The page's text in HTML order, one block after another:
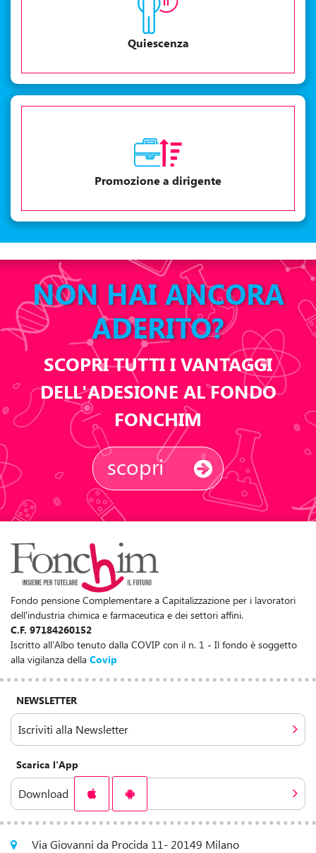
Quiescenza
Promozione a dirigente
NON HAI ANCORA
ADERITO?
SCOPRI TUTTI I VANTAGGI
DELL'ADESIONE AL FONDO
FONCHIM
scopri
Fondo pensione Complementare a Capitalizzazione per i lavoratori
dell'industria chimica e farmaceutica e dei settori affini.
C.F. 97184260152
Iscritto all'Albo tenuto dalla COVIP con il n. 1 - Il fondo è soggetto
alla vigilanza della Covip
NEWSLETTER
Iscriviti alla Newsletter
Scarica l'App
Download
Via Giovanni da Procida 11- 20149 Milano